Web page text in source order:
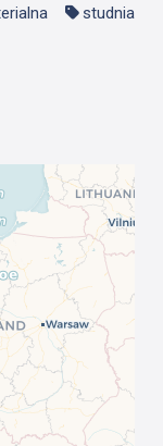
studnia